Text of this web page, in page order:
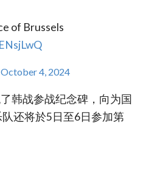
of Brussels
October 4, 2024
韩战参战纪念碑，向为国
还将於5日至6日参加第